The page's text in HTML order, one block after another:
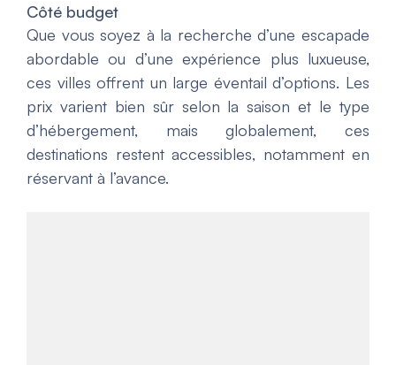
Côté budget
Que vous soyez à la recherche d’une escapade
abordable ou d’une expérience plus luxueuse,
ces villes offrent un large éventail d’options. Les
prix varient bien sûr selon la saison et le type
d’hébergement, mais globalement, ces
destinations restent accessibles, notamment en
réservant à l’avance.